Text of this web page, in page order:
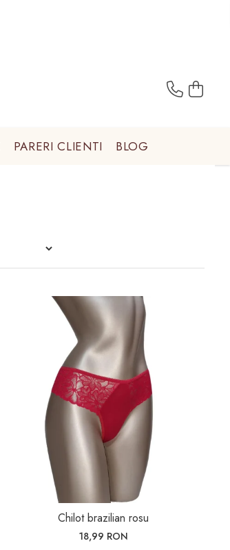
PARERI CLIENTI BLOG
Chilot brazilian rosu
18,99 RON